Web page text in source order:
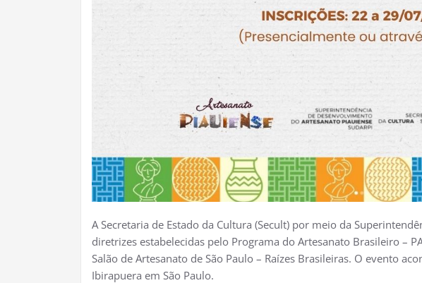
A Secretaria de Estado da Cultura (Secult) por meio da
diretrizes estabelecidas pelo Programa do Artesanato Brasileiro –
Salão de Artesanato de São Paulo – Raízes Brasileiras. O evento
Ibirapuera em São Paulo.